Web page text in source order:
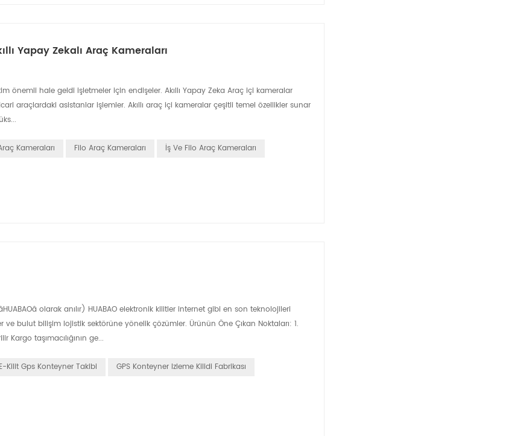
Yapay Zekalı Araç Kameraları
önemli hale geldi işletmeler için endişeler. Akıllı Yapay Zeka Araç içi kameralar
araçlardaki asistanlar işlemler. Akıllı araç içi kameralar çeşitli temel özellikler sunar
Kameraları Filo Araç Kameraları
İş Ve Filo Araç Kameraları
olarak anılır) HUABAO elektronik kilitler internet gibi en son teknolojileri
bulut bilişim lojistik sektörüne yönelik çözümler. Ürünün Öne Çıkan Noktaları: 1.
Kargo taşımacılığının ge...
E-Kilit Gps Konteyner Takibi
GPS Konteyner Izleme Kilidi Fabrikası